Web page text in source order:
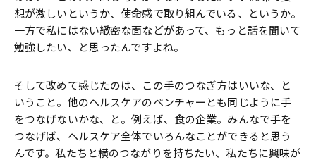
想が激しいというか、使命感で取り組んでいる、というか。
一方で私にはない緻密な面などがあって、もっと話を聞いて
勉強したい、と思ったんですよね。
そして改めて感じたのは、この手のつなぎ方はいいな、と
いうこと。他のヘルスケアのベンチャーとも同じように手
をつなげないかな、と。例えば、食の企業。みんなで手を
つなげば、ヘルスケア全体でいろんなことができると思う
んです。私たちと横のつながりを持ちたい、私たちに興味が